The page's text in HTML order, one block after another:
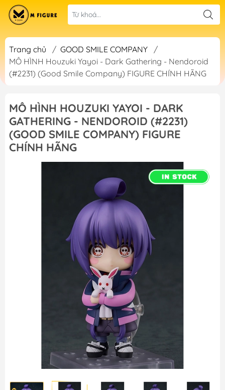
Trang chủ / GOOD SMILE COMPANY
/
MÔ HÌNH Houzuki Yayoi - Dark Gathering - Nendoroid
(#2231) (Good Smile Company) FIGURE CHÍNH HÃNG
MÔ HÌNH HOUZUKI YAYOI - DARK
GATHERING - NENDOROID (#2231)
(GOOD SMILE COMPANY) FIGURE
CHÍNH HÃNG